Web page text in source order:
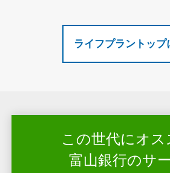
ライフプラントップ
この世代にオス
富山銀行のサ